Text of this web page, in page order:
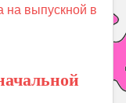
на выпускной в